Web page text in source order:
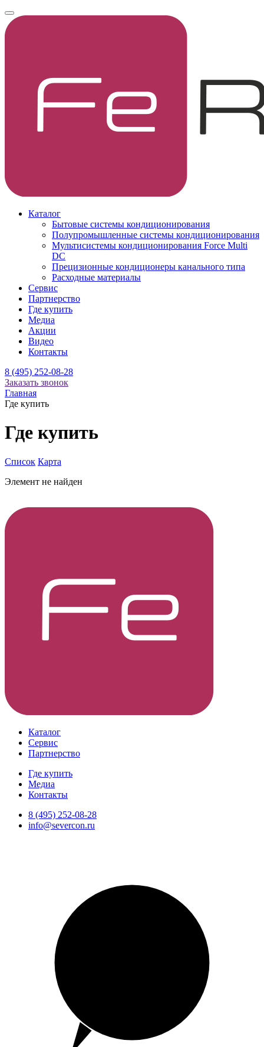
Каталог
Бытовые системы кондиционирования
Полупромышленные системы кондиционирования
Мультисистемы кондиционирования Force Multi
DC
Прецизионные кондиционеры канального типа
Расходные материалы
Сервис
Партнерство
Где купить
Медиа
Акции
Видео
Контакты
8 (495) 252-08-28
Заказать звонок
Главная
Где купить
Где купить
Список Карта
Элемент не найден
Каталог
Сервис
Партнерство
Где купить
Медиа
Контакты
8 (495) 252-08-28
info@severcon.ru